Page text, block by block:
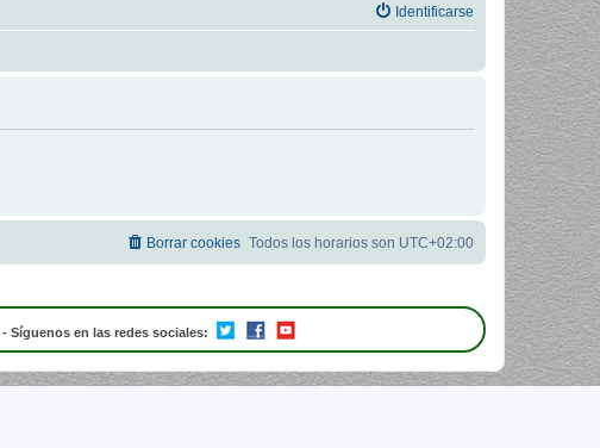
Identificarse
Todos los horarios son UTC+02:00
Borrar cookies
- Síguenos en las redes sociales: